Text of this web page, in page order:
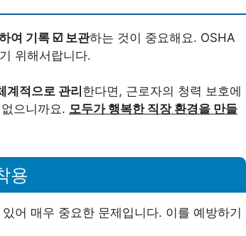
여 기록 ☑️ 보관하는 것이 중요해요. OSHA
위해서랍니다.
계적으로 관리 한다면, 근로자의 청력 보호에
으니까요. 모두가 행복한 직장 환경을 만들
용
어 매우 중요한 문제입니다. 이를 예방하기